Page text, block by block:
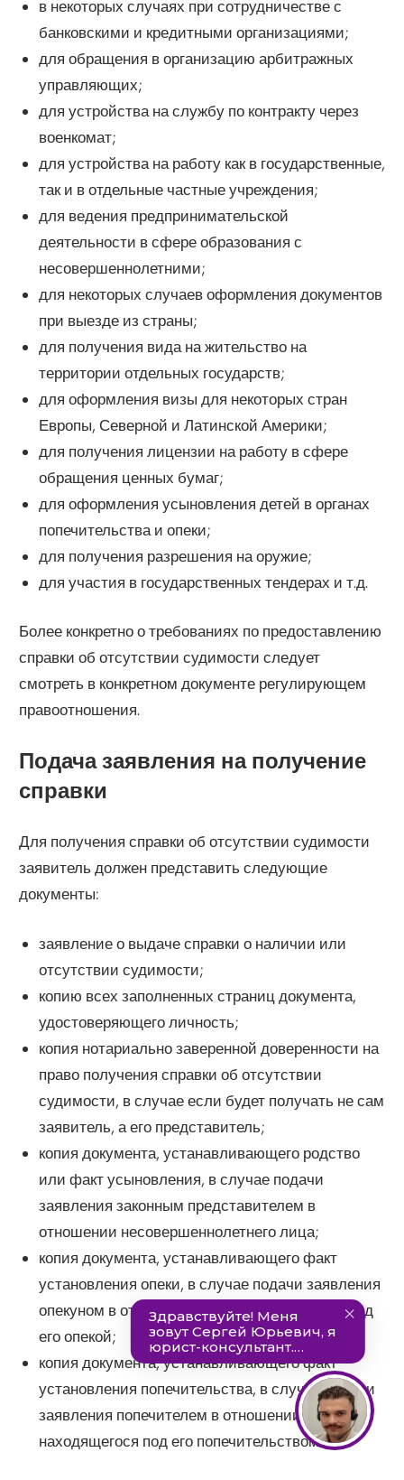
в некоторых случаях при сотрудничестве с
банковскими и кредитными организациями;
для обращения в организацию арбитражных
управляющих;
для устройства на службу по контракту через
военкомат;
для устройства на работу как в государственные,
так и в отдельные частные учреждения;
для ведения предпринимательской
деятельности в сфере образования с
несовершеннолетними;
для некоторых случаев оформления документов
при выезде из страны;
для получения вида на жительство на
территории отдельных государств;
для оформления визы для некоторых стран
Европы, Северной и Латинской Америки;
для получения лицензии на работу в сфере
обращения ценных бумаг;
для оформления усыновления детей в органах
попечительства и опеки;
для получения разрешения на оружие;
для участия в государственных тендерах и т.д.
Более конкретно о требованиях по предоставлению
справки об отсутствии судимости следует
смотреть в конкретном документе регулирующем
правоотношения.
Подача заявления на получение
справки
Для получения справки об отсутствии судимости
заявитель должен представить следующие
документы:
заявление о выдаче справки о наличии или
отсутствии судимости;
копию всех заполненных страниц документа,
удостоверяющего личность;
копия нотариально заверенной доверенности на
право получения справки об отсутствии
судимости, в случае если будет получать не сам
заявитель, а его представитель;
копия документа, устанавливающего родство
или факт усыновления, в случае подачи
заявления законным представителем в
отношении несовершеннолетнего лица;
копия документа, устанавливающего факт
установления опеки, в случае подачи заявления
опекуном в отношении лица, находящегося под
его опекой;
копия документа, устанавливающего факт
установления попечительства, в случае подачи
заявления попечителем в отношении лица,
находящегося под его попечительством.